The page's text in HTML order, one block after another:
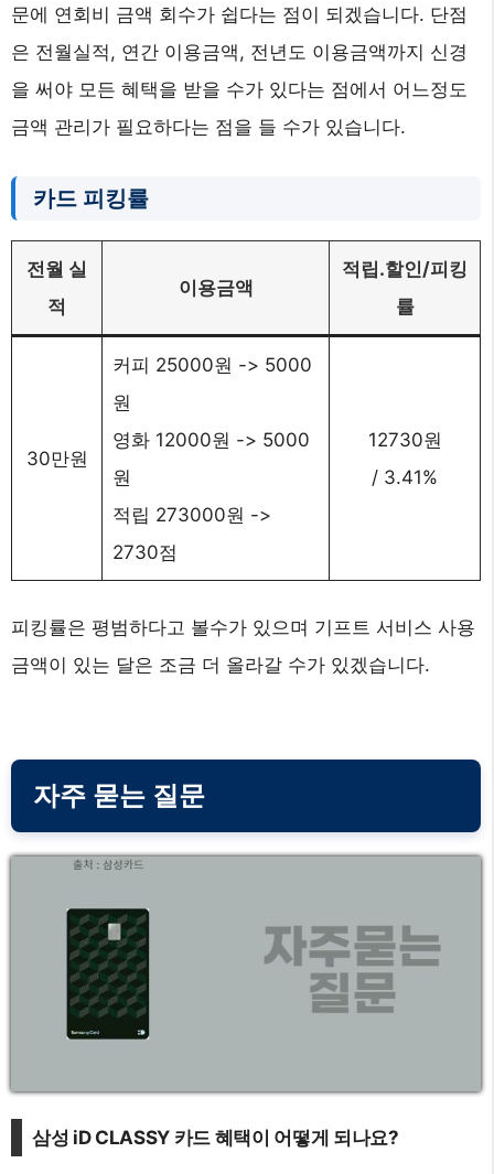
문에 연회비 금액 회수가 쉽다는 점이 되겠습니다. 단점
은 전월실적, 연간 이용금액, 전년도 이용금액까지 신경
을 써야 모든 혜택을 받을 수가 있다는 점에서 어느정도
금액 관리가 필요하다는 점을 들 수가 있습니다.
카드 피킹률
전월 실
적
이용금액
적립.할인/피킹
률
30만원
커피 25000원 -> 5000
원
영화 12000원 -> 5000
원
적립 273000원 ->
2730점
12730원
/ 3.41%
피킹률은 평범하다고 볼수가 있으며 기프트 서비스 사용
금액이 있는 달은 조금 더 올라갈 수가 있겠습니다.
자주 묻는 질문
삼성 iD CLASSY 카드 혜택이 어떻게 되나요?